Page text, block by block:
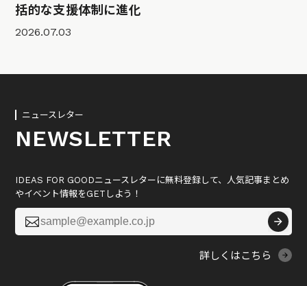
括的な支援体制に進化
2026.07.03
ニュースレター
NEWSLETTER
IDEAS FOR GOODニュースレターに無料登録して、人気記事まとめ
やイベント情報をGETしよう！

詳しくはこちら